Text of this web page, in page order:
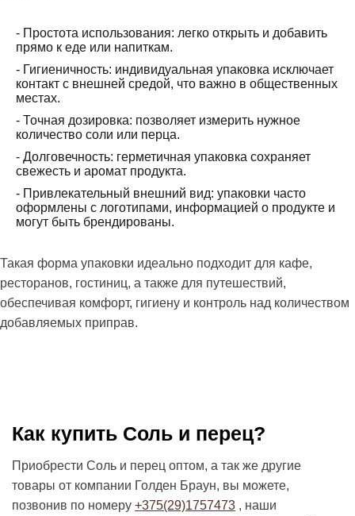
- Простота использования: легко открыть и добавить
прямо к еде или напиткам.
- Гигиеничность: индивидуальная упаковка исключает
контакт с внешней средой, что важно в общественных
местах.
- Точная дозировка: позволяет измерить нужное
количество соли или перца.
- Долговечность: герметичная упаковка сохраняет
свежесть и аромат продукта.
- Привлекательный внешний вид: упаковки часто
оформлены с логотипами, информацией о продукте и
могут быть брендированы.
Такая форма упаковки идеально подходит для кафе,
ресторанов, гостиниц, а также для путешествий,
обеспечивая комфорт, гигиену и контроль над количеством
добавляемых приправ.
Как купить Соль и перец?
Приобрести Соль и перец оптом, а так же другие
товары от компании Голден Браун, вы можете,
позвонив по номеру +375(29)1757473 , наши